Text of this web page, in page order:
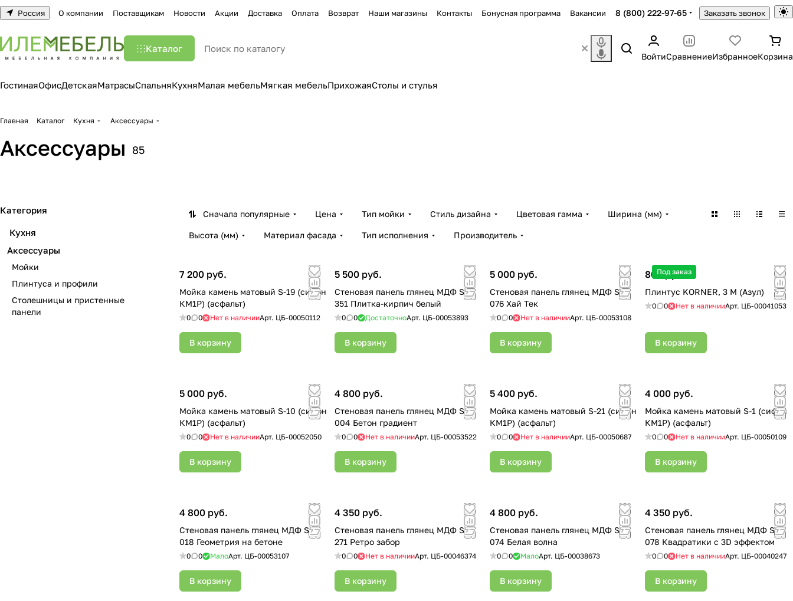
Россия О компании Поставщикам Новости Акции Доставка Оплата Возврат Наши магазины Контакты Бонусная программа Вакансии 8 (800) 222-97-65 Заказать звонок
Каталог
ВойтиСравнениеИзбранноеКорзина
ГостинаяОфисДетскаяМатрасыСпальняКухняМалая мебельМягкая мебельПрихожаяСтолы и стулья
Главная Каталог Кухня Аксессуары
Аксессуары 85
Мойки
Сначала популярные Цена Тип мойки Стиль дизайна Цветовая гамма Ширина (мм)
Высота (мм) Материал фасада Тип исполнения Производитель
7 200 руб.
Мойка камень матовый S-19 (сифон
КМ1Р) (асфальт)
0 0 Нет в наличииАрт. ЦБ-00050112
В корзину
5 500 руб.
Стеновая панель глянец МДФ SP
351 Плитка-кирпич белый
0 0 ДостаточноАрт. ЦБ-00053893
В корзину
5 000 руб.
Стеновая панель глянец МДФ SF
076 Хай Тек
0 0 Нет в наличииАрт. ЦБ-00053108
В корзину
Под заказ
800 руб.
Плинтус KORNER, 3 М (Азул)
0 0 Нет в наличииАрт. ЦБ-00041053
В корзину
5 000 руб.
Мойка камень матовый S-10 (сифон
КМ1Р) (асфальт)
0 0 Нет в наличииАрт. ЦБ-00052050
В корзину
4 800 руб.
Стеновая панель глянец МДФ SF
004 Бетон градиент
0 0 Нет в наличииАрт. ЦБ-00053522
В корзину
5 400 руб.
Мойка камень матовый S-21 (сифон
КМ1Р) (асфальт)
0 0 Нет в наличииАрт. ЦБ-00050687
В корзину
4 000 руб.
Мойка камень матовый S-1 (сифон
КМ1Р) (асфальт)
0 0 Нет в наличииАрт. ЦБ-00050109
В корзину
4 800 руб.
Стеновая панель глянец МДФ SF
018 Геометрия на бетоне
0 0 МалоАрт. ЦБ-00053107
В корзину
4 350 руб.
Стеновая панель глянец МДФ SP
271 Ретро забор
0 0 Нет в наличииАрт. ЦБ-00046374
В корзину
4 800 руб.
Стеновая панель глянец МДФ SP
074 Белая волна
0 0 МалоАрт. ЦБ-00038673
В корзину
4 350 руб.
Стеновая панель глянец МДФ SP
078 Квадратики с 3D эффектом
0 0 Нет в наличииАрт. ЦБ-00040247
В корзину
Категория
Кухня
Аксессуары
Мойки
Плинтуса и профили
Столешницы и пристенные
панели